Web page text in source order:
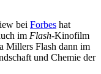
bei Forbes hat
im Flash-Kinofilm
Millers Flash dann im
und Chemie der